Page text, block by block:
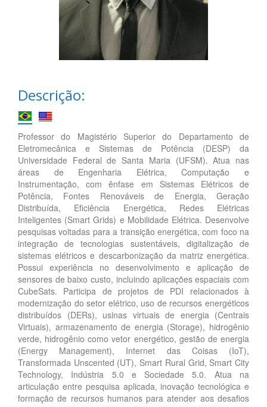
Descrição:
Professor do Magistério Superior do Departamento de
Eletromecânica e Sistemas de Potência (DESP) da
Universidade Federal de Santa Maria (UFSM). Atua nas
áreas de Engenharia Elétrica, Computação e
Instrumentação, com ênfase em Sistemas Elétricos de
Potência, Fontes Renováveis de Energia, Geração
Distribuída, Eficiência Energética, Redes Elétricas
Inteligentes (Smart Grids) e Mobilidade Elétrica. Desenvolve
pesquisas voltadas para a transição energética, com foco na
integração de tecnologias sustentáveis, digitalização de
sistemas elétricos e descarbonização da matriz energética.
Possui experiência no desenvolvimento e aplicação de
sensores de baixo custo, incluindo aplicações espaciais com
CubeSats. Participa de projetos de PDI relacionados à
modernização do setor elétrico, uso de recursos energéticos
distribuídos (DERs), usinas virtuais de energia (Centrais
Virtuais), armazenamento de energia (Storage), hidrogênio
verde, hidrogênio como vetor energético, gestão de energia
(Energy Management), Internet das Coisas (IoT),
Transformada Unscented (UT), Smart Rural Grid, Smart City
Technology, Indústria 5.0 e Sociedade 5.0. Atua na
articulação entre pesquisa aplicada, inovação tecnológica e
formação de recursos humanos para atender aos desafios